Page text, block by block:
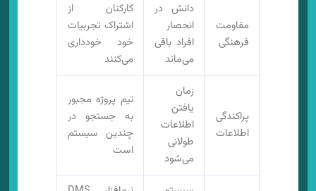
مقاومت
فرهنگی
دانش در
انحصار
افراد باقی
می‌ماند
کارکنان از
اشتراک تجربیات
خود خودداری
می‌کنند
پراکندگی
اطلاعات
زمان
یافتن
اطلاعات
طولانی
می‌شود
تیم پروژه مجبور
به جستجو در
چندین سیستم
است